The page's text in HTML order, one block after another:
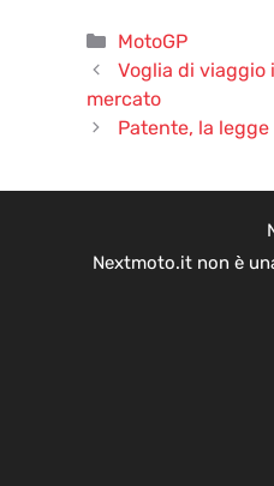
Categorie
MotoGP
Voglia di viaggio
mercato
Patente, la
Nextmoto.it non è